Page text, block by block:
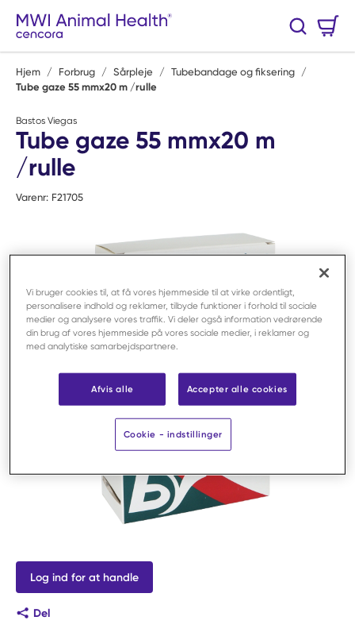
Spring til hovedindhold
Søg
Hjem / Forbrug / Sårpleje / Tubebandage og fiksering /
Tube gaze 55 mmx20 m /rulle
Bastos Viegas
Tube gaze 55 mmx20 m
/rulle
Varenr: F21705
Log ind for at handle
Del
Vi bruger cookies til, at få vores hjemmeside til at virke ordentligt,
personalisere indhold og reklamer, tilbyde funktioner i forhold til sociale
medier og analysere vores traffik. Vi deler også information vedrørende
din brug af vores hjemmeside på vores sociale medier, i reklamer og
med analytiske samarbejdspartnere.
Afvis alle Accepter alle cookies
Cookie - indstillinger